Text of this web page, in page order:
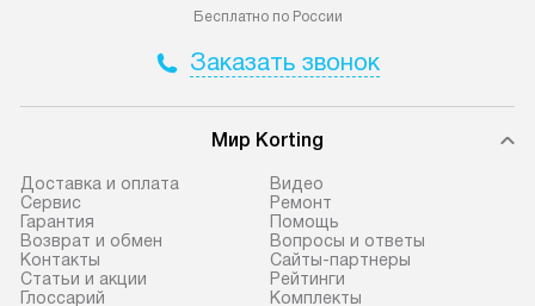
Бесплатно по России
Заказать звонок
Мир Korting
Доставка и оплата
Сервис
Гарантия
Возврат и обмен
Контакты
Статьи и акции
Глоссарий
Видео
Ремонт
Помощь
Вопросы и ответы
Сайты-партнеры
Рейтинги
Комплекты